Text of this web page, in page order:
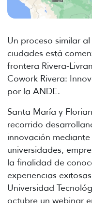
Un proceso similar
ciudades está
frontera Rivera-
Cowork Rivera:
por la ANDE.
Santa María y
recorrido
innovación
universidades,
la finalidad de
experiencias
Universidad
octubre un webinar